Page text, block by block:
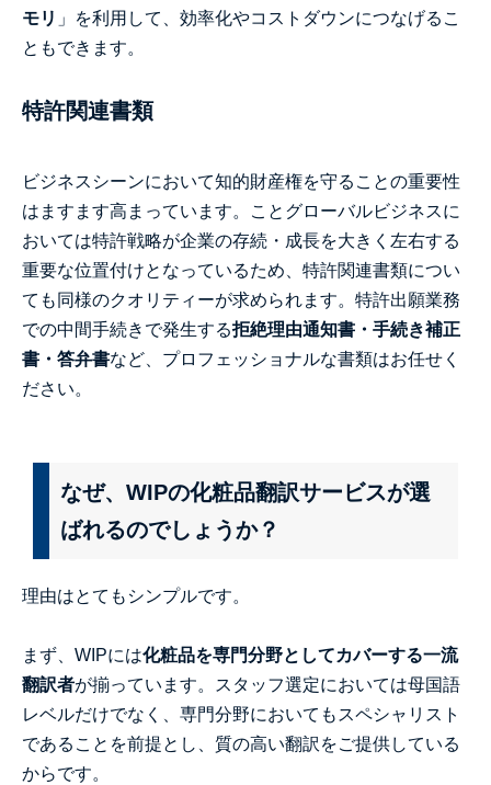
モリ 」を利用して、効率化やコストダウンにつなげるこ
ともできます。
特許関連書類
ビジネスシーンにおいて知的財産権を守ることの重要性
はますます高まっています。ことグローバルビジネスに
おいては特許戦略が企業の存続・成長を大きく左右する
重要な位置付けとなっているため、特許関連書類につい
ても同様のクオリティーが求められます。特許出願業務
での中間手続きで発生する拒絶理由通知書・手続き補正
書・答弁書など、プロフェッショナルな書類はお任せく
ださい。
なぜ、WIPの化粧品翻訳サービスが選
ばれるのでしょうか？
理由はとてもシンプルです。
まず、 WIPには化粧品を専門分野としてカバーする一流
翻訳者が揃っています。スタッフ選定においては母国語
レベルだけでなく、専門分野においてもスペシャリスト
であることを前提とし、質の高い翻訳をご提供している
からです。